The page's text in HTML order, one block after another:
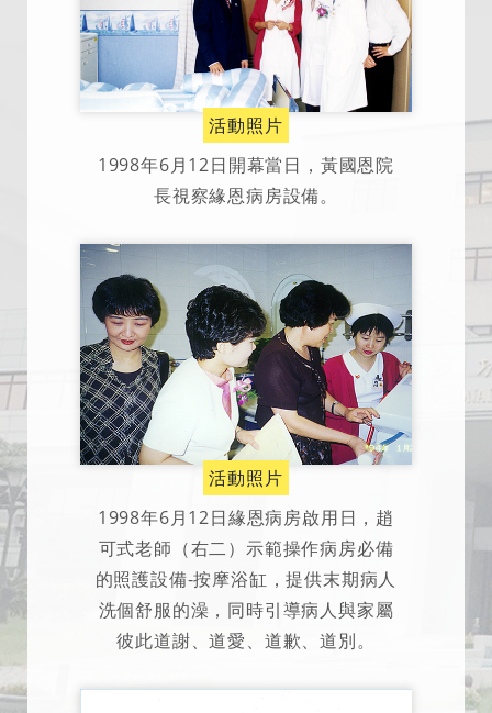
活動照片
1998年6月12日開幕當日，黃國恩院
長視察緣恩病房設備。
活動照片
1998年6月12日緣恩病房啟用日，趙
可式老師（右二）示範操作病房必備
的照護設備-按摩浴缸，提供末期病人
洗個舒服的澡，同時引導病人與家屬
彼此道謝、道愛、道歉、道別。